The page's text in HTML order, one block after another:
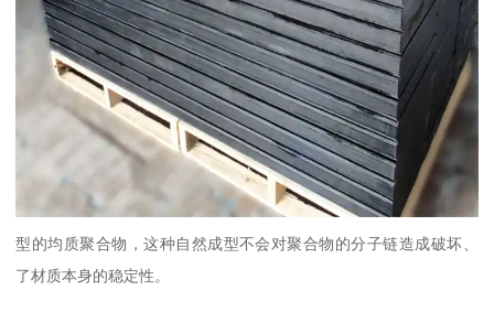
型的均质聚合物，这种自然成型不会对聚合物的分子链造成破坏、
了材质本身的稳定性。